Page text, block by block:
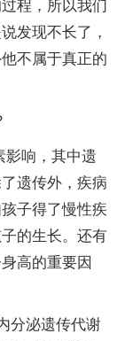
程，所以我们
发现不长了，
不属于真正的
影响，其中遗
遗传外，疾病
子得了慢性疾
的生长。还有
高的重要因
分泌遗传代谢